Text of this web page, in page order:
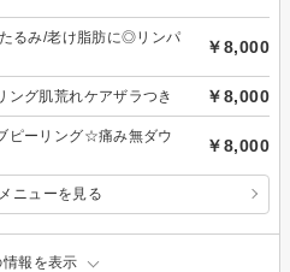
るみ/老け脂肪に◎リンパ
￥8,000
ング肌荒れケアザラつき ￥8,000
ピーリング☆痛み無ダウ
￥8,000
ニューを見る
報を表示